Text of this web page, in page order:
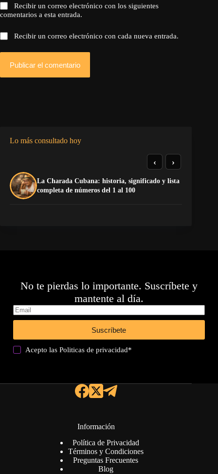
Recibir un correo electrónico con los siguientes
comentarios a esta entrada.
Recibir un correo electrónico con cada nueva entrada.
Publicar el comentario
Lo más consultado hoy
La Charada Cubana: historia, significado y lista
completa de números del 1 al 100
‹ ›
No te pierdas lo importante. Suscríbete y
mantente al día.
Suscríbete
Acepto lasPoliticas de privacidad*
Información
Política de Privacidad
Términos y Condiciones
Preguntas Frecuentes
Blog